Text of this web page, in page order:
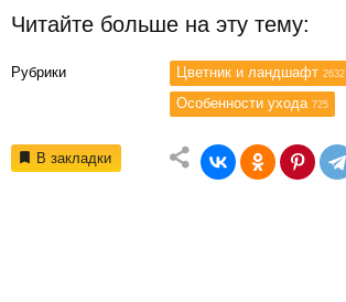
Читайте больше на эту тему:
Рубрики Цветник и ландшафт 2632
Особенности ухода 725
В закладки